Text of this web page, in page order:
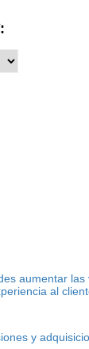
aumentar las
al
y